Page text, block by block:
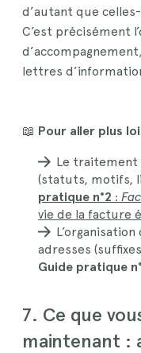
d’autant que
C’est précisément
lettres
📖 Pour aller plus
Le traitement
(statuts, motifs,
pratique n°2 :
vie de la facture
adresses
Guide pratique
7. Ce que
maintenant :